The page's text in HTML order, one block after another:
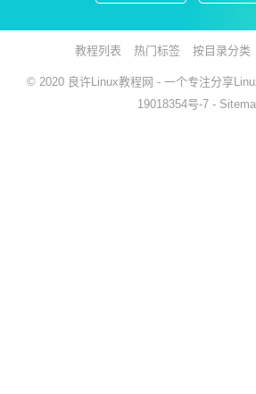
教程列表 热门标签 按目录分类
© 2020 良许Linux教程网 - 一个专注分享
19018354号-7 -